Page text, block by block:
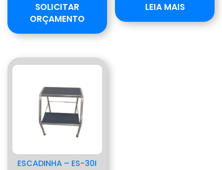
SOLICITAR
ORÇAMENTO
LEIA MAIS
ESCADINHA – ES-30I